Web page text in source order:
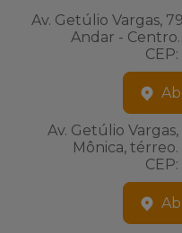
Av. Getúlio Vargas,
Andar -
Av. Getúlio
Mônica,